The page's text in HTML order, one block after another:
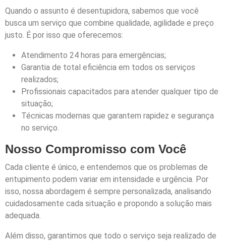
Quando o assunto é desentupidora, sabemos que você
busca um serviço que combine qualidade, agilidade e preço
justo. É por isso que oferecemos:
Atendimento 24 horas para emergências;
Garantia de total eficiência em todos os serviços
realizados;
Profissionais capacitados para atender qualquer tipo de
situação;
Técnicas modernas que garantem rapidez e segurança
no serviço.
Nosso Compromisso com Você
Cada cliente é único, e entendemos que os problemas de
entupimento podem variar em intensidade e urgência. Por
isso, nossa abordagem é sempre personalizada, analisando
cuidadosamente cada situação e propondo a solução mais
adequada.
Além disso, garantimos que todo o serviço seja realizado de